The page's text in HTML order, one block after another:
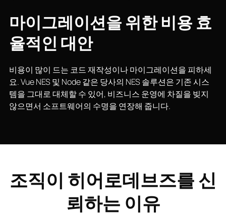
마이그레이션을 위한 비용 효
율적인 대안
비용이 많이 드는 코드 재작성이나 마이그레이션을 피하세
요. Vue NES 및 Node 같은 당사의 NES 솔루션은 기존 시스
템을 그대로 대체할 수 있어, 비즈니스 운영에 차질을 빚지
않으면서 소프트웨어의 수명을 연장해 줍니다.
조직이 히어로데브즈를 신
뢰하는 이유